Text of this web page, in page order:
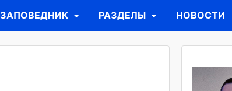
РАЗДЕЛЫ НОВОСТИ